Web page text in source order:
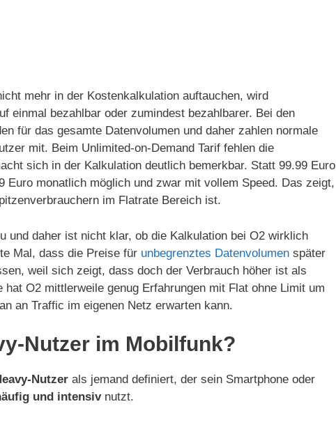
mehr in der Kostenkalkulation auftauchen, wird
einmal bezahlbar oder zumindest bezahlbarer. Bei den
für das gesamte Datenvolumen und daher zahlen normale
mit. Beim Unlimited-on-Demand Tarif fehlen die
sich in der Kalkulation deutlich bemerkbar. Statt 99.99 Euro
Euro monatlich möglich und zwar mit vollem Speed. Das zeigt,
im Flatrate Bereich ist.
und daher ist nicht klar, ob die Kalkulation bei O2 wirklich
Mal, dass die Preise für unbegrenztes Datenvolumen später
weil sich zeigt, dass doch der Verbrauch höher ist als
hat O2 mittlerweile genug Erfahrungen mit Flat ohne Limit um
an Traffic im eigenen Netz erwarten kann.
Nutzer im Mobilfunk?
Nutzer als jemand definiert, der sein Smartphone oder
und intensivnutzt.